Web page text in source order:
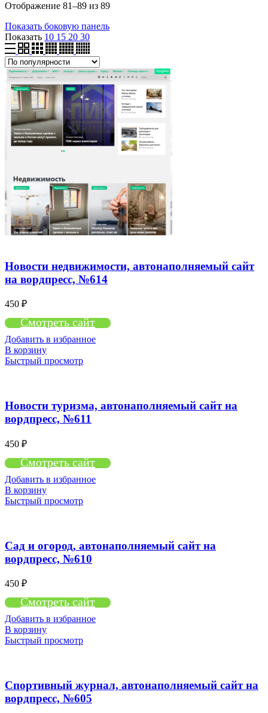
Отображение 81–89 из 89
Показать боковую панель
Показать 10 15 20 30
Новости недвижимости, автонаполняемый сайт
на вордпресс, №614
450 ₽
Смотреть сайт
Добавить в избранное
В корзину
Быстрый просмотр
Новости туризма, автонаполняемый сайт на
вордпресс, №611
450 ₽
Смотреть сайт
Добавить в избранное
В корзину
Быстрый просмотр
Сад и огород, автонаполняемый сайт на
вордпресс, №610
450 ₽
Смотреть сайт
Добавить в избранное
В корзину
Быстрый просмотр
Спортивный журнал, автонаполняемый сайт на
вордпресс, №605